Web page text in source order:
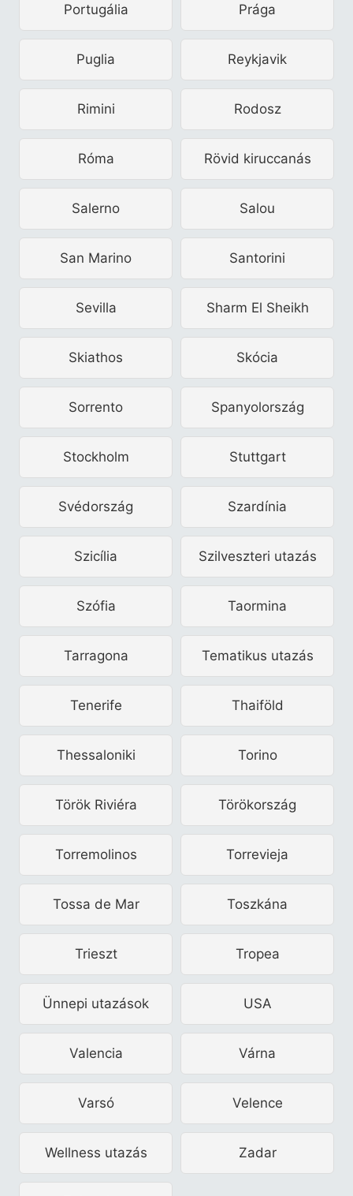
Portugália Prága
Puglia Reykjavik
Rimini Rodosz
Róma Rövid kiruccanás
Salerno Salou
San Marino Santorini
Sevilla Sharm El Sheikh
Skiathos Skócia
Sorrento Spanyolország
Stockholm Stuttgart
Svédország Szardínia
Szicília Szilveszteri utazás
Szófia Taormina
Tarragona Tematikus utazás
Tenerife Thaiföld
Thessaloniki Torino
Török Riviéra Törökország
Torremolinos Torrevieja
Tossa de Mar Toszkána
Trieszt Tropea
Ünnepi utazások USA
Valencia Várna
Varsó Velence
Wellness utazás Zadar